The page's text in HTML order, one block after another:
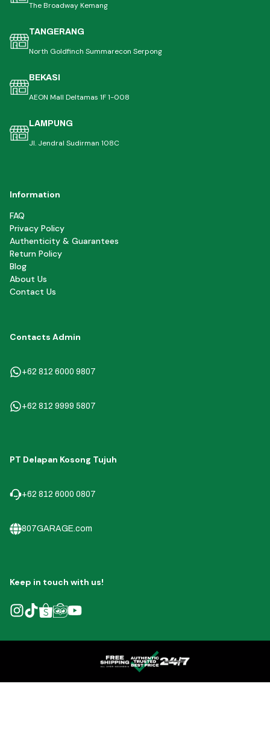
The Broadway Kemang
TANGERANG
North Goldfinch Summarecon Serpong
BEKASI
AEON Mall Deltamas 1F 1-008
LAMPUNG
Jl. Jendral Sudirman 108C
Information
FAQ
Privacy Policy
Authenticity & Guarantees
Return Policy
Blog
About Us
Contact Us
Contacts Admin
+62 812 6000 9807
+62 812 9999 5807
PT Delapan Kosong Tujuh
+62 812 6000 0807
807GARAGE.com
Keep in touch with us!